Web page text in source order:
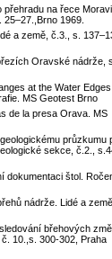
na řece
1969.
a země, č.3., s.
Oravské nádrže,
at the Water
MS Geotest Brno
de la presa Orava. MS
průzkumu
sekce, č.2.,
dokumentaci štol.
nádrže. Lidé a země,
břehových
10.,s. 300-302, Praha